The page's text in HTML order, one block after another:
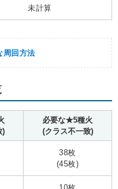
未計算
周回方法
)
必要な★5種火
(クラス不一致)
38枚
(45枚)